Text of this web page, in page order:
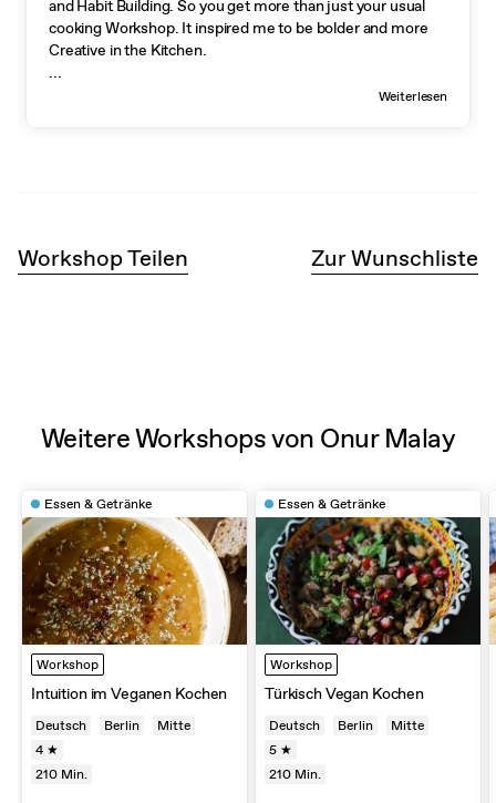
and Habit Building. So you get more than just your usual
cooking Workshop. It inspired me to be bolder and more
Creative in the Kitchen.
Weiterlesen
...
Workshop Teilen Zur Wunschliste
Weitere Workshops von Onur Malay
Essen & Getränke
Workshop
Intuition im Veganen Kochen
Deutsch Berlin
Mitte
4 ★
210 Min.
Essen & Getränke
Workshop
Türkisch Vegan Kochen
Deutsch Berlin
Mitte
5 ★
210 Min.